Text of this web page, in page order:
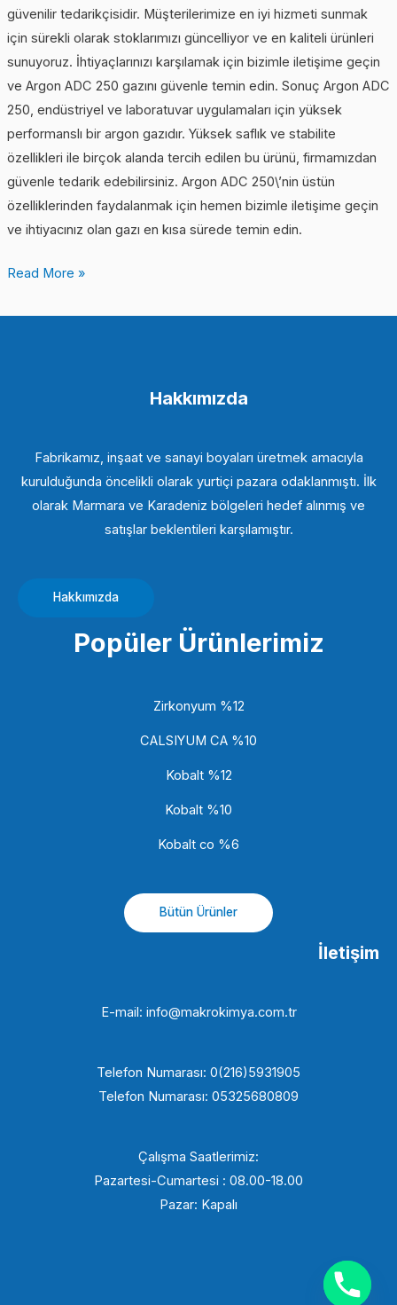
güvenilir tedarikçisidir. Müşterilerimize en iyi hizmeti sunmak
için sürekli olarak stoklarımızı güncelliyor ve en kaliteli ürünleri
sunuyoruz. İhtiyaçlarınızı karşılamak için bizimle iletişime geçin
ve Argon ADC 250 gazını güvenle temin edin. Sonuç Argon ADC
250, endüstriyel ve laboratuvar uygulamaları için yüksek
performanslı bir argon gazıdır. Yüksek saflık ve stabilite
özellikleri ile birçok alanda tercih edilen bu ürünü, firmamızdan
güvenle tedarik edebilirsiniz. Argon ADC 250\’nin üstün
özelliklerinden faydalanmak için hemen bizimle iletişime geçin
ve ihtiyacınız olan gazı en kısa sürede temin edin.
Read More »
Hakkımızda
Fabrikamız, inşaat ve sanayi boyaları üretmek amacıyla
kurulduğunda öncelikli olarak yurtiçi pazara odaklanmıştı. İlk
olarak Marmara ve Karadeniz bölgeleri hedef alınmış ve
satışlar beklentileri karşılamıştır.
Hakkımızda
Popüler Ürünlerimiz
Zirkonyum %12
CALSIYUM CA %10
Kobalt %12
Kobalt %10
Kobalt co %6
Bütün Ürünler
İletişim
E-mail: info@makrokimya.com.tr
Telefon Numarası: 0(216)5931905
Telefon Numarası: 05325680809
Çalışma Saatlerimiz:
Pazartesi-Cumartesi : 08.00-18.00
Pazar: Kapalı